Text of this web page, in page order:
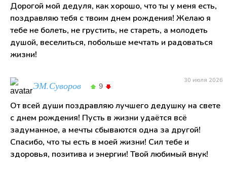
Дорогой мой дедуля, как хорошо, что ты у меня есть,
поздравляю тебя с твоим днем рождения! Желаю я
тебе не болеть, не грустить, не стареть, а молодеть
душой, веселиться, побольше мечтать и радоваться
жизни!
ЭМ.Суворов 9
30 июля 2026
От всей души поздравляю лучшего дедушку на свете
с днем рождения! Пусть в жизни удаётся всё
задуманное, а мечты сбываются одна за другой!
Спасибо, что ты есть в моей жизни! Сил тебе и
здоровья, позитива и энергии! Твой любимый внук!